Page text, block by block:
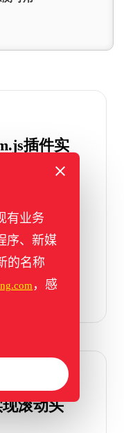
插件实
小
滚动头
有业务
序、新媒
的名称
，感